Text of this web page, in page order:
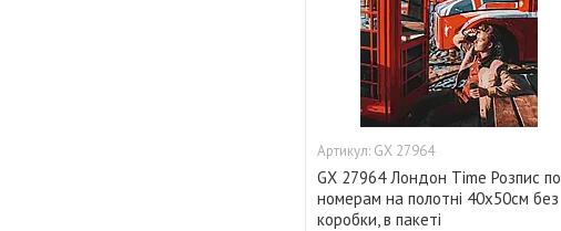
GX 27964
GX 27964 Лондон Time Розпис по
номерам на полотні 40х50см без
коробки, в пакеті